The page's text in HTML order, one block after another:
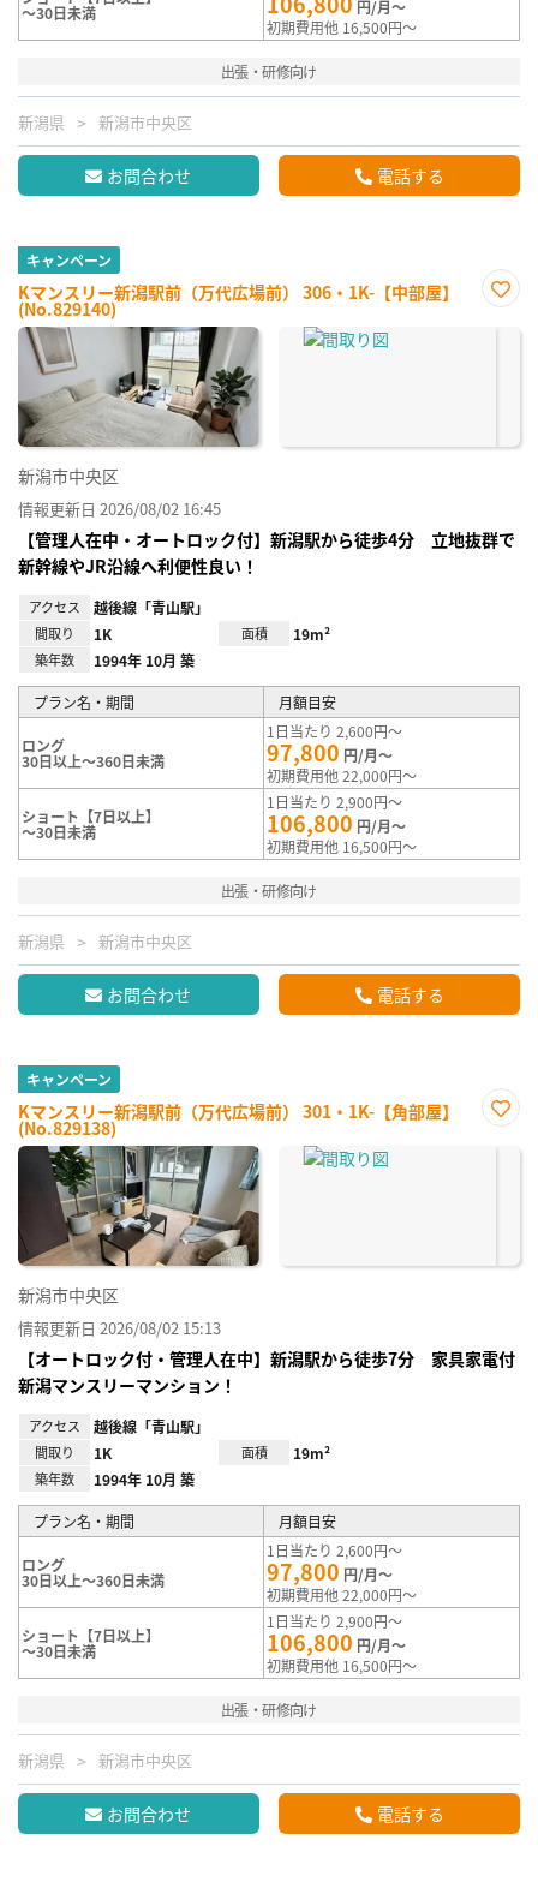
～30日未満
円/月～
初期費用他 16,500円～
出張・研修向け
新潟県 新潟市中央区
お問合わせ 電話する
キャンペーン
Kマンスリー新潟駅前（万代広場前） 306・1K-【中部屋】
(No.829140)
に入
新潟市中央区
情報更新日 2026/08/02 16:45
【管理人在中・オートロック付】新潟駅から徒歩4分 立地抜群で
新幹線やJR沿線へ利便性良い！
アクセス 越後線「青山駅」
間取り 1K 面積 19m²
築年数 1994年 10月 築
プラン名・期間 月額目安
ロング
30日以上～360日未満
1日当たり 2,600円～
97,800 円/月～
初期費用他 22,000円～
ショート【7日以上】
～30日未満
1日当たり 2,900円～
106,800 円/月～
初期費用他 16,500円～
出張・研修向け
新潟県 新潟市中央区
お問合わせ 電話する
キャンペーン
Kマンスリー新潟駅前（万代広場前） 301・1K-【角部屋】
(No.829138)
に入
新潟市中央区
情報更新日 2026/08/02 15:13
【オートロック付・管理人在中】新潟駅から徒歩7分 家具家電付
新潟マンスリーマンション！
アクセス 越後線「青山駅」
間取り 1K 面積 19m²
築年数 1994年 10月 築
プラン名・期間 月額目安
ロング
30日以上～360日未満
1日当たり 2,600円～
97,800 円/月～
初期費用他 22,000円～
ショート【7日以上】
～30日未満
1日当たり 2,900円～
106,800 円/月～
初期費用他 16,500円～
出張・研修向け
新潟県 新潟市中央区
お問合わせ 電話する